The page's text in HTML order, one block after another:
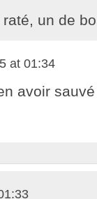
un de
at 01:34
avoir